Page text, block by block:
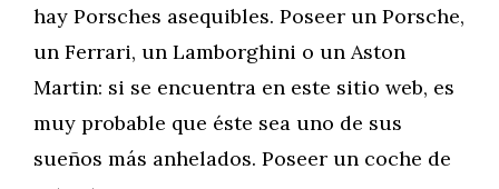
hay Porsches asequibles. Poseer un Porsche,
un Ferrari, un Lamborghini o un Aston
Martin: si se encuentra en este sitio web, es
muy probable que éste sea uno de sus
sueños más anhelados. Poseer un coche de